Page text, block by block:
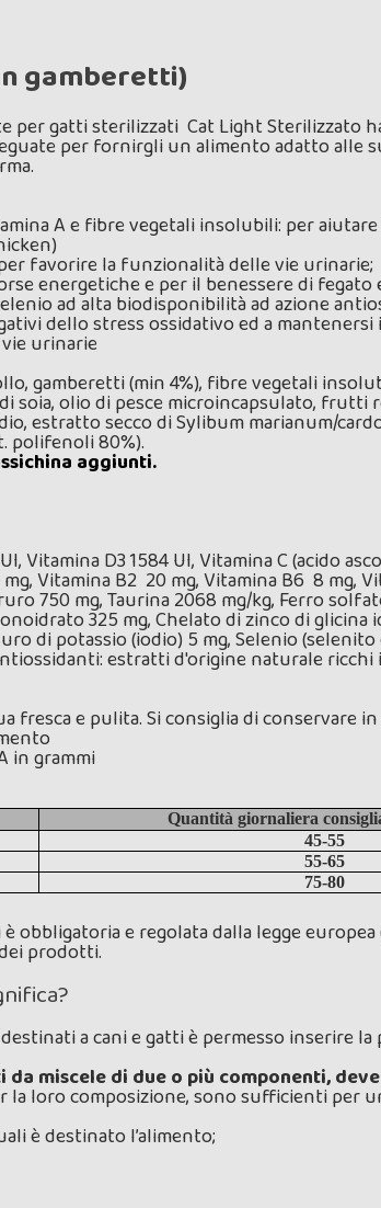
gamberetti)
per gatti sterilizzati Cat Light Sterilizzato
per fornirgli un alimento adatto alle
A e fibre vegetali insolubili: per
favorire la funzionalità delle vie urinarie;
energetiche e per il benessere di fegato
ad alta biodisponibilità ad azione
dello stress ossidativo ed a mantenersi
urinarie
gamberetti (min 4%), fibre vegetali
soia, olio di pesce microincapsulato, frutti
estratto secco di Sylibum marianum/
polifenoli 80%).
aggiunti.
Vitamina D3 1584 UI, Vitamina C (acido
Vitamina B2 20 mg, Vitamina B6 8 mg,
750 mg, Taurina 2068 mg/kg, Ferro
325 mg, Chelato di zinco di glicina
di potassio (iodio) 5 mg, Selenio (selenito
estratti d'origine naturale
fresca e pulita. Si consiglia di conservare
in grammi
Quantità giornaliera
45-55
55-65
75-80
obbligatoria e regolata dalla legge europea
prodotti.
a cani e gatti è permesso inserire la
da miscele di due o più componenti,
la loro composizione, sono sufficienti per
è destinato l’alimento;